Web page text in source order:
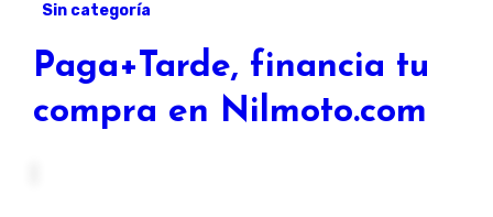
Sin categoría
Paga+Tarde, financia tu
compra en Nilmoto.com